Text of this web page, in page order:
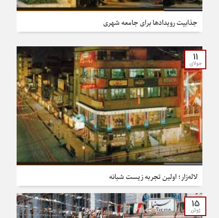
جذابیت رویدادها برای جامعه شهری
11
جولای
لاله‌زار؛ اولین تجربه زیست شبانه
15
ژوئن